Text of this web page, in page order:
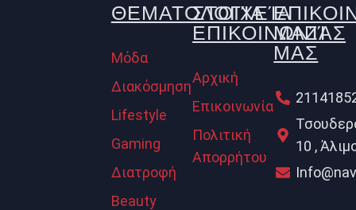
ΘΕΜΑΤΟΛΟΓΊΑ
Μόδα
Διακόσμηση
Lifestyle
Gaming
Διατροφή
Beauty
ΣΤΟΙΧΕΊΑ
ΕΠΙΚΟΙΝΩΝΊΑΣ
Αρχική
Επικοινωνία
Πολιτική
Απορρήτου
ΜΑΖΊ
ΜΑΣ
10 ,